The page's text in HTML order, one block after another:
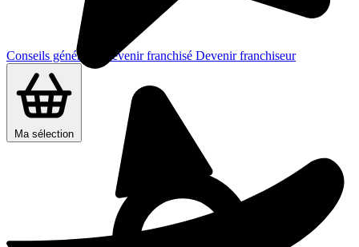
Conseils généraux Devenir franchisé Devenir franchiseur
Ma sélection